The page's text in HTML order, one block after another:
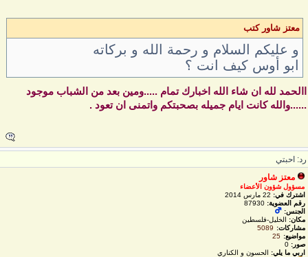
معتز شاور كتب
و عليكم السلام و رحمة الله و بركاته
ابو أوس كيف انت ؟
لله ان شاء الله اخبارك تمام .....ومين بعد من الشباب موجود
كانت ايام جميله بصحبتكم واتمنى ان تعود .
احبتي
معتز شاور
مسؤول شؤون الأعضاء
اشترك في:22 مارس 2014
رقم العضوية:87930
الجنس:
مكان:الخليل-فلسطين
مشاركات:
5089
مواضيع:
25
صور: 0
اربي ما يلي:الحسون و الكناري